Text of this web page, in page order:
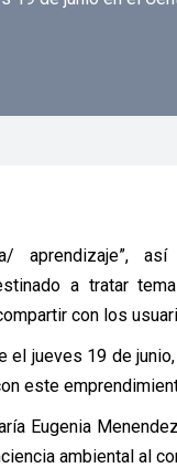
aprendizaje”,
a tratar
con los
jueves 19 de
este
Eugenia
ambiental al